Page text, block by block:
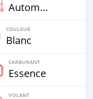
Automatique
COULEUR
Blanc
CARBURANT
Essence
VOLANT